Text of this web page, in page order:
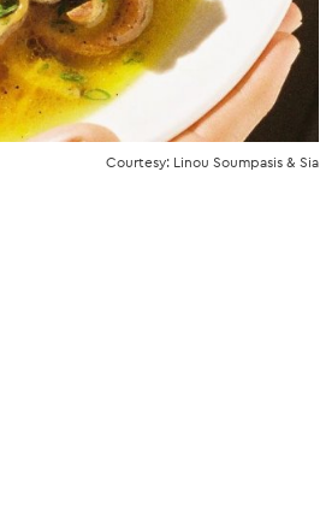
Courtesy: Linou Soumpasis & Sia